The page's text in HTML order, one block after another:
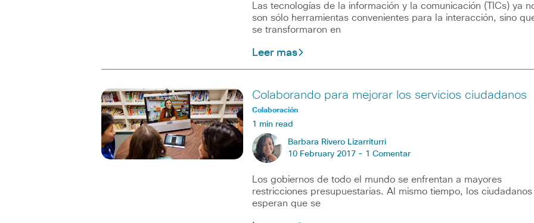
Las tecnologías de la información y la comunicación (TICs) ya
son sólo herramientas convenientes para la interacción, sino
se transformaron en
Leer mas
Colaborando para mejorar los servicios ciudadanos
Colaboración
1 min read
Barbara Rivero Lizarriturri
10 February 2017 - 1 Comentar
Los gobiernos de todo el mundo se enfrentan a mayores
restricciones presupuestarias. Al mismo tiempo, los ciudadanos
esperan que se